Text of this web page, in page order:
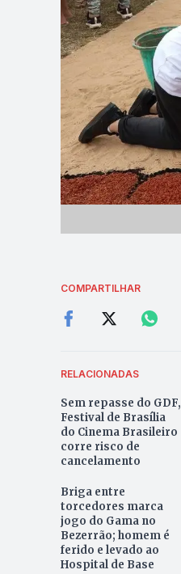
COMPARTILHAR
RELACIONADAS
Sem repasse do GDF,
Festival de Brasília
do Cinema Brasileiro
corre risco de
cancelamento
Briga entre
torcedores marca
jogo do Gama no
Bezerrão; homem é
ferido e levado ao
Hospital de Base